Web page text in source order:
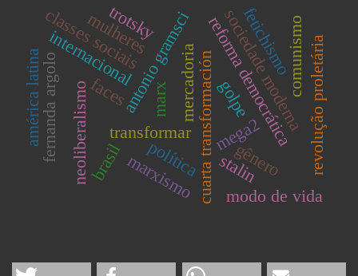
transformar
facesantonio gramsci
neoliberalismo reforma democrática
cuarta transformaciónmega2
marx
internacional
política
brasil
classes sociais sociedade moderna
fetichismo
mercadoria golpe
gênero
fernanda argolo
mulheres
marxismo modo de vida
revolução proletária
comunismo
stalin
trotsky
américa latina